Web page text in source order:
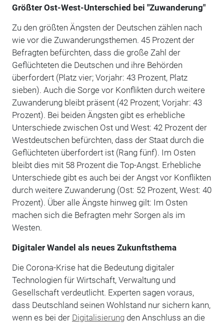
Größter Ost-West-Unterschied bei "Zuwanderung"
Zu den größten Ängsten der Deutschen zählen nach
wie vor die Zuwanderungsthemen. 45 Prozent der
Befragten befürchten, dass die große Zahl der
Geflüchteten die Deutschen und ihre Behörden
überfordert (Platz vier; Vorjahr: 43 Prozent, Platz
sieben). Auch die Sorge vor Konflikten durch weitere
Zuwanderung bleibt präsent (42 Prozent; Vorjahr: 43
Prozent). Bei beiden Ängsten gibt es erhebliche
Unterschiede zwischen Ost und West: 42 Prozent der
Westdeutschen befürchten, dass der Staat durch die
Geflüchteten überfordert ist (Rang fünf). Im Osten
bleibt dies mit 58 Prozent die Top-Angst. Erhebliche
Unterschiede gibt es auch bei der Angst vor Konflikten
durch weitere Zuwanderung (Ost: 52 Prozent, West: 40
Prozent). Über alle Ängste hinweg gilt: Im Osten
machen sich die Befragten mehr Sorgen als im
Westen.
Digitaler Wandel als neues Zukunftsthema
Die Corona-Krise hat die Bedeutung digitaler
Technologien für Wirtschaft, Verwaltung und
Gesellschaft verdeutlicht. Experten sagen voraus,
dass Deutschland seinen Wohlstand nur sichern kann,
wenn es bei der Digitalisierungden Anschluss an die